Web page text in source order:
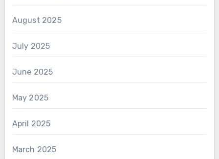
August 2025
July 2025
June 2025
May 2025
April 2025
March 2025